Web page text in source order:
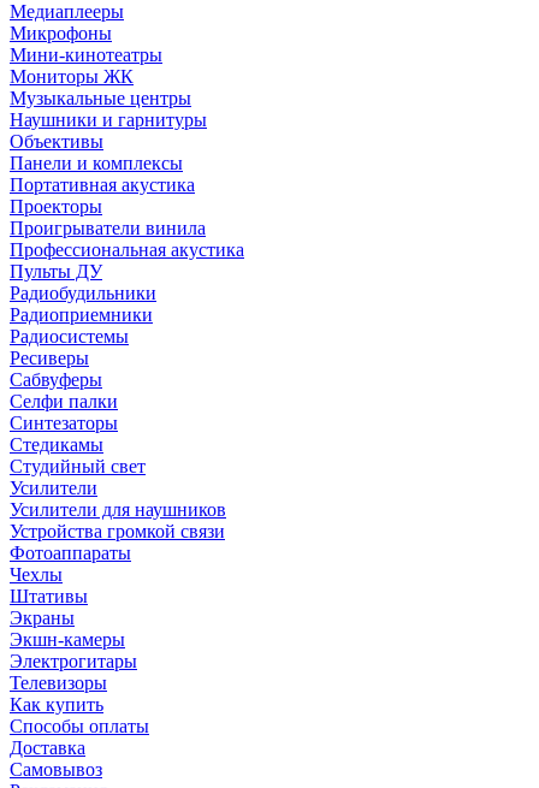
Медиаплееры
Микрофоны
Мини-кинотеатры
Мониторы ЖК
Музыкальные центры
Наушники и гарнитуры
Объективы
Панели и комплексы
Портативная акустика
Проекторы
Проигрыватели винила
Профессиональная акустика
Пульты ДУ
Радиобудильники
Радиоприемники
Радиосистемы
Ресиверы
Сабвуферы
Селфи палки
Синтезаторы
Стедикамы
Студийный свет
Усилители
Усилители для наушников
Устройства громкой связи
Фотоаппараты
Чехлы
Штативы
Экраны
Экшн-камеры
Электрогитары
Телевизоры
Как купить
Способы оплаты
Доставка
Самовывоз